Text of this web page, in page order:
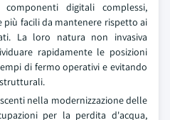
digitali complessi,
più facili da mantenere rispetto ai
La loro natura non invasiva
rapidamente le posizioni
di fermo operativi e evitando
nella modernizzazione delle
per la perdita d'acqua,